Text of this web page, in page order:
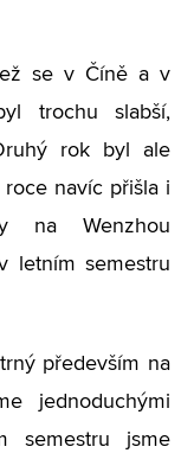
se v Číně a v
trochu slabší,
rok byl ale
roce navíc přišla i
na Wenzhou
letním semestru
především na
jednoduchými
semestru jsme